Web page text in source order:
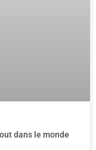
dans le monde